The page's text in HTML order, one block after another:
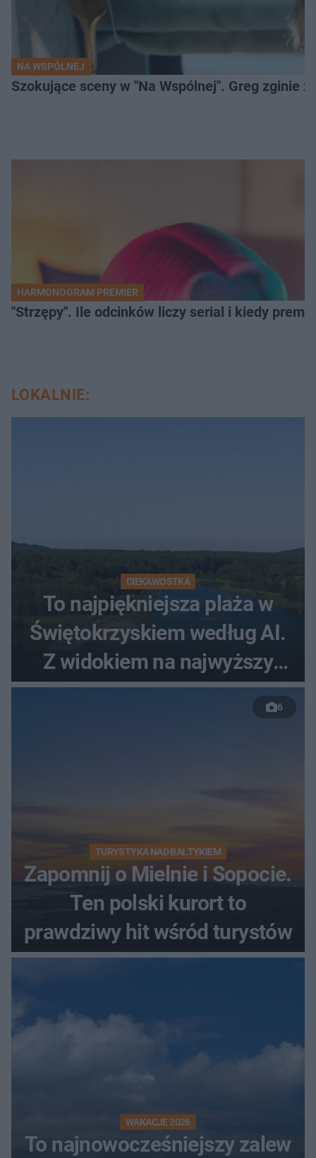
NA WSPÓLNEJ
Szokujące sceny w "Na Wspólnej". Greg zginie z
HARMONOGRAM PREMIER
"Strzępy". Ile odcinków liczy serial i kiedy
LOKALNIE:
CIEKAWOSTKA
To najpiękniejsza plaża w
Świętokrzyskiem według AI.
Z widokiem na najwyższy
szczyt Gór Świętokrzyskich
6
TURYSTYKA NAD BAŁTYKIEM
Zapomnij o Mielnie i Sopocie.
Ten polski kurort to
prawdziwy hit wśród turystów
WAKACJE 2026
To najnowocześniejszy zalew